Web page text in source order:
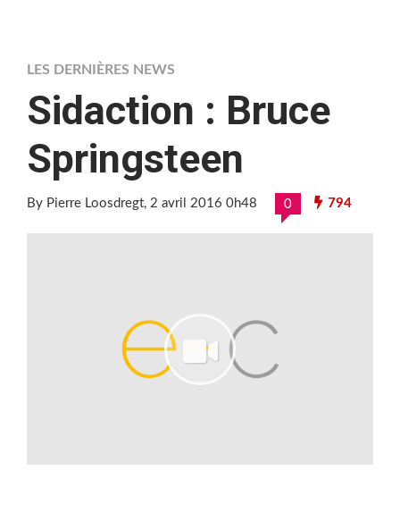
LES DERNIÈRES NEWS
Sidaction : Bruce
Springsteen
By Pierre Loosdregt, 2 avril 2016 0h48 0 794